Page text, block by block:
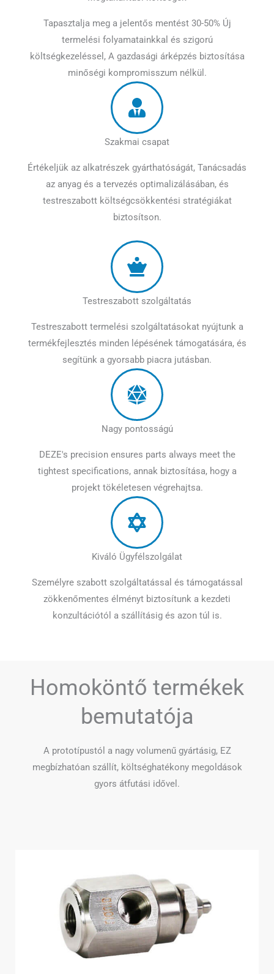
Tapasztalja meg a jelentős mentést 30-50% Új
termelési folyamatainkkal és szigorú
költségkezeléssel, A gazdasági árképzés biztosítása
minőségi kompromisszum nélkül.
Szakmai csapat
Értékeljük az alkatrészek gyárthatóságát, Tanácsadás
az anyag és a tervezés optimalizálásában, és
testreszabott költségcsökkentési stratégiákat
biztosítson.
Testreszabott szolgáltatás
Testreszabott termelési szolgáltatásokat nyújtunk a
termékfejlesztés minden lépésének támogatására, és
segítünk a gyorsabb piacra jutásban.
Nagy pontosságú
DEZE's precision ensures parts always meet the
tightest specifications, annak biztosítása, hogy a
projekt tökéletesen végrehajtsa.
Kiváló Ügyfélszolgálat
Személyre szabott szolgáltatással és támogatással
zökkenőmentes élményt biztosítunk a kezdeti
konzultációtól a szállításig és azon túl is.
Homoköntő termékek
bemutatója
A prototípustól a nagy volumenű gyártásig, EZ
megbízhatóan szállít, költséghatékony megoldások
gyors átfutási idővel.